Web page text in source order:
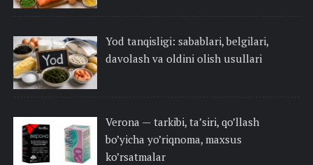
Yod tanqisligi: sabablari, belgilari,
davolash va oldini olish usullari
Verona — tarkibi, ta’siri, qo’llash
bo’yicha yo’riqnoma, maxsus
ko’rsatmalar